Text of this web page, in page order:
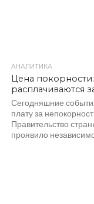
АНАЛИТИКА
Цена
расплачиваются
Сегодняшние
плату за
Правительство
проявило